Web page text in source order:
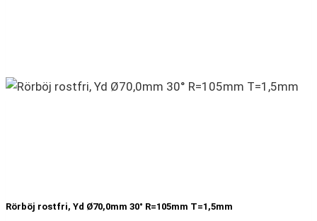
Rörböj rostfri, Yd Ø70,0mm 30° R=105mm T=1,5mm